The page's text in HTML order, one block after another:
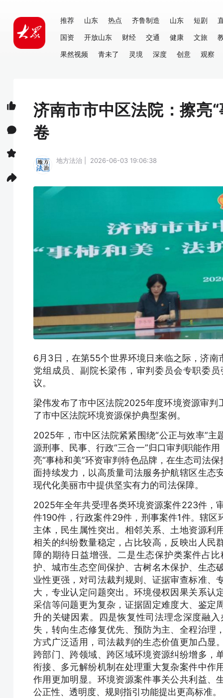
推荐 山东 热点 齐鲁制造 山东 短剧
国资
开放山东 财经 交通 健康 文旅
果然视频
青未了 灵境 深度 创意 观察
济南市市中区法院：擦亮
卷
地方法治 | 2026-06-03 19:06:38
6月3日，在第55个世界环境日来临之际，济
党组成员、副院长梁伟，审判委员会专职委
议。
梁伟发布了市中区法院2025年度环境资源审
了市中区法院环境资源保护典型案例。
2025年，市中区法院紧紧围绕“公正与效率”
源刑事、民事、行政“三合一”归口审判职能作
亮“事柿和美”环资审判特色品牌，在生态司法
面持续发力，以高质量司法服务护航辖区生态
现代化美丽市中提供坚实有力的司法保障。
2025年全年共受理各类环境资源案件223件，
件190件，行政案件29件，刑事案件1件。辖
主体，民生属性突出。相邻关系、土地资源利
相关的纠纷数量稳定，占比较高，反映出人民
障的期待日益增强。二是生态保护类案件占
护、城市生态空间保护、古树名木保护、生态
业性更强，对司法裁判规则、证据审查标准、
大，专业认定问题突出。环境侵权因果关系认
采信等问题更为复杂，证据固定难度大、鉴定
升的关键因素。四是恢复性司法理念深度融
失，转向生态修复优先、预防为主、全程治理
方式广泛适用，司法裁判的生态价值更加凸显
跨部门、跨领域、跨区域环境资源纠纷增多，
衔接、多元解纷机制在处理重大复杂案件中作
作用更加明显。环境资源案件事关公共利益、
公正性、透明度、规则指引功能提出更高标准。